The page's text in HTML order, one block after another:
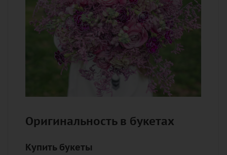
Оригинальность в букетах
Купить букеты